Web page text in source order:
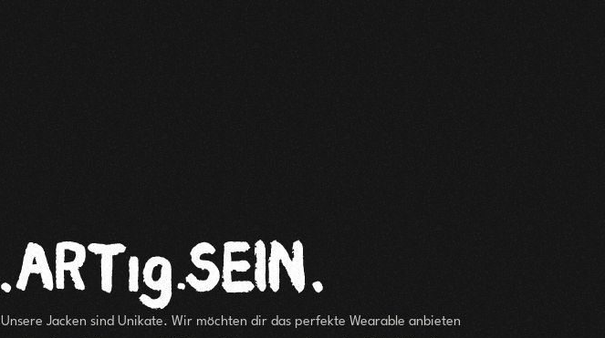
Unsere Jacken sind Unikate. Wir möchten dir das perfekte Wearable anbieten